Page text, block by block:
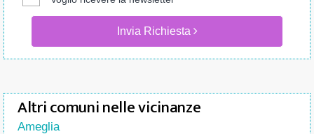
Invia Richiesta
Altri comuni nelle vicinanze
Ameglia